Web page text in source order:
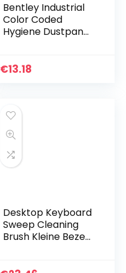
Bentley Industrial
Color Coded
Hygiene Dustpan
€13.18
Desktop Keyboard
Sweep Cleaning
Brush Kleine Bezem